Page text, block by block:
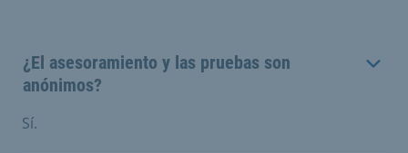
¿El asesoramiento y las pruebas son
anónimos?
Sí.